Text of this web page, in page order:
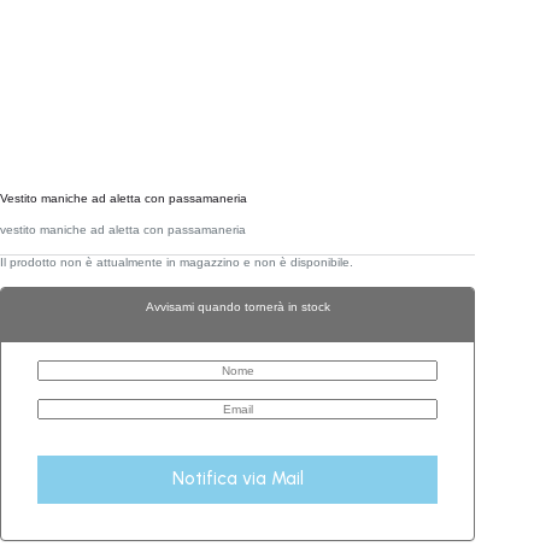
Vestito maniche ad aletta con passamaneria
vestito maniche ad aletta con passamaneria
Il prodotto non è attualmente in magazzino e non è disponibile.
Avvisami quando tornerà in stock
Notifica via Mail